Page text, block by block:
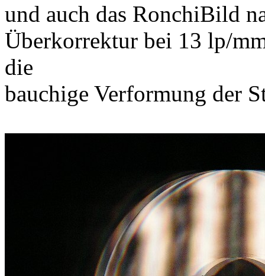
und auch das RonchiBild
Überkorrektur bei 13 lp/
die
bauchige Verformung der